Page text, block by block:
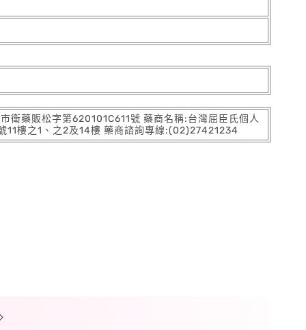
藥販松字第620101C611號 藥商名稱:台灣屈臣氏個人
11樓之1、之2及14樓 藥商諮詢專線:(02)27421234